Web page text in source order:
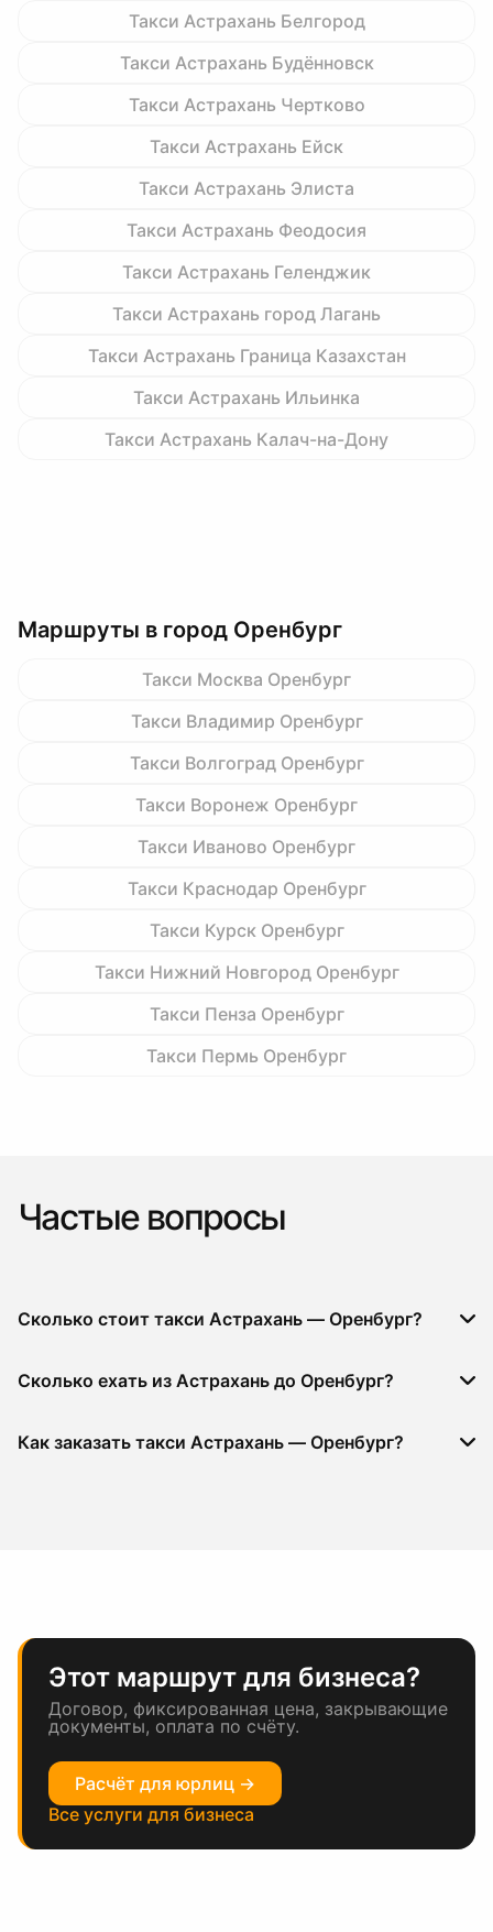
Такси Астрахань Белгород
Такси Астрахань Будённовск
Такси Астрахань Чертково
Такси Астрахань Ейск
Такси Астрахань Элиста
Такси Астрахань Феодосия
Такси Астрахань Геленджик
Такси Астрахань город Лагань
Такси Астрахань Граница Казахстан
Такси Астрахань Ильинка
Такси Астрахань Калач-на-Дону
Маршруты в город Оренбург
Такси Москва Оренбург
Такси Владимир Оренбург
Такси Волгоград Оренбург
Такси Воронеж Оренбург
Такси Иваново Оренбург
Такси Краснодар Оренбург
Такси Курск Оренбург
Такси Нижний Новгород Оренбург
Такси Пенза Оренбург
Такси Пермь Оренбург
Частые вопросы
Сколько стоит такси Астрахань — Оренбург?
Сколько ехать из Астрахань до Оренбург?
Как заказать такси Астрахань — Оренбург?
Этот маршрут для бизнеса?
Договор, фиксированная цена, закрывающие
документы, оплата по счёту.
Расчёт для юрлиц →
Все услуги для бизнеса